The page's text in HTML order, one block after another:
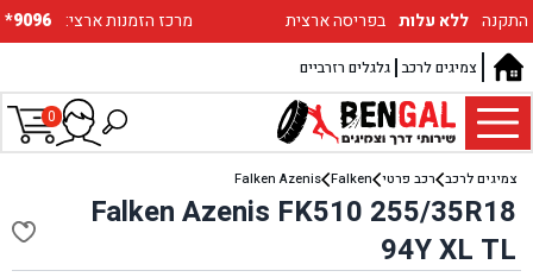
*9096 :מרכז הזמנות ארצי התקנה ללא עלות בפריסה ארצית
גלגלים רזרביים צמיגים לרכב
0
צמיגים לרכב רכב פרטי Falken
Falken Azenis
Falken Azenis FK510 255/35R18
94Y XL TL